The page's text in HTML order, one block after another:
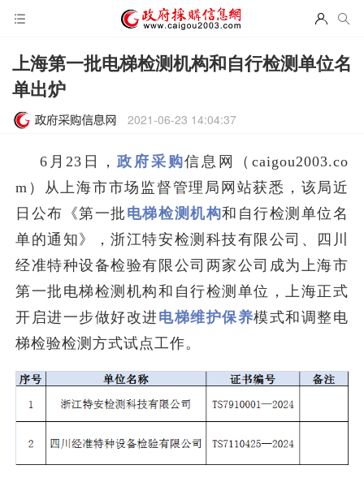
上海第一批电梯检测机构和自行检测单位名
单出炉
2021-06-23 14:04:37
6月23日，政府采购信息网（caigou2003.co
m）从上海市市场监督管理局网站获悉，该局近
日公布《第一批 电梯检测机构和自行检测单位名
单的通知》，浙江特安检测科技有限公司、四川
经准特种设备检验有限公司两家公司成为上海市
第一批电梯检测机构和自行检测单位，上海正式
开启进一步做好改进电梯维护保养模式和调整电
梯检验检测方式试点工作。